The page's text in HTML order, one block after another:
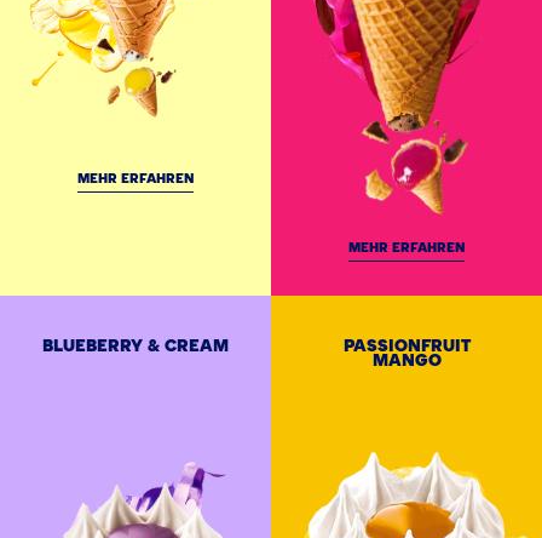
MEHR ERFAHREN
MEHR ERFAHREN
BLUEBERRY & CREAM
PASSIONFRUIT
MANGO